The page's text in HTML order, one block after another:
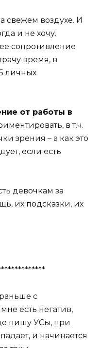
свежем воздухе. И
и не хочу.
сопротивление
время, в
личных
от работы в
в т.ч.
зрения – а как это
если есть
девочкам за
их подсказки, их
с
есть негатив,
пишу УСы, при
и начинается